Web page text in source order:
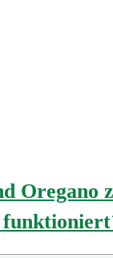
Oregano